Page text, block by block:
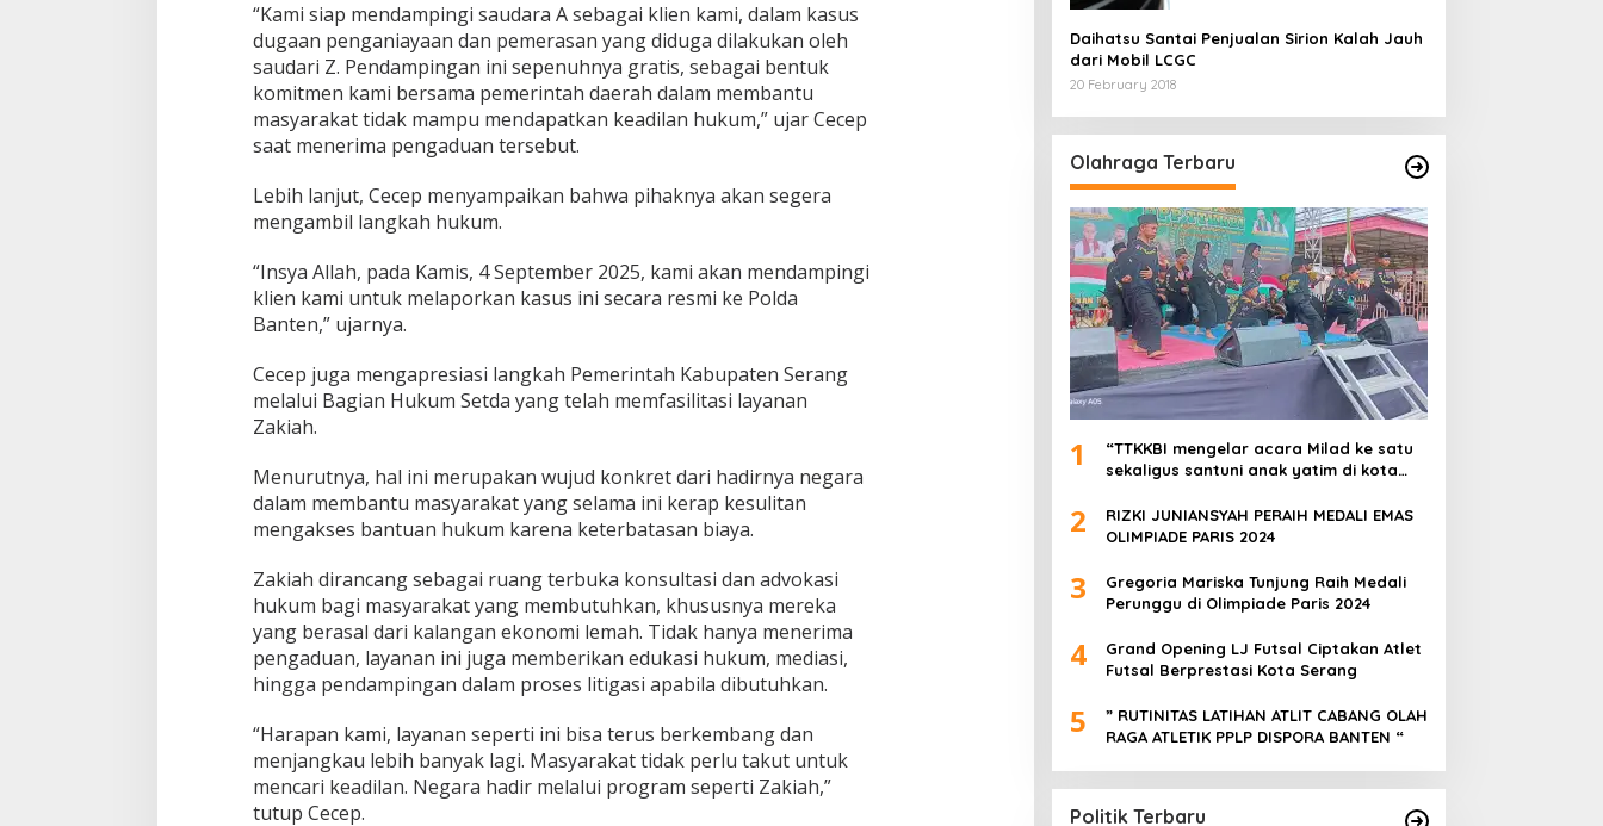
“Kami siap mendampingi saudara A sebagai klien kami, dalam kasus
dugaan penganiayaan dan pemerasan yang diduga dilakukan oleh
saudari Z. Pendampingan ini sepenuhnya gratis, sebagai bentuk
komitmen kami bersama pemerintah daerah dalam membantu
masyarakat tidak mampu mendapatkan keadilan hukum,” ujar Cecep
saat menerima pengaduan tersebut.
Lebih lanjut, Cecep menyampaikan bahwa pihaknya akan segera
mengambil langkah hukum.
“Insya Allah, pada Kamis, 4 September 2025, kami akan mendampingi
klien kami untuk melaporkan kasus ini secara resmi ke Polda
Banten,” ujarnya.
Cecep juga mengapresiasi langkah Pemerintah Kabupaten Serang
melalui Bagian Hukum Setda yang telah memfasilitasi layanan
Zakiah.
Menurutnya, hal ini merupakan wujud konkret dari hadirnya negara
dalam membantu masyarakat yang selama ini kerap kesulitan
mengakses bantuan hukum karena keterbatasan biaya.
Zakiah dirancang sebagai ruang terbuka konsultasi dan advokasi
hukum bagi masyarakat yang membutuhkan, khususnya mereka
yang berasal dari kalangan ekonomi lemah. Tidak hanya menerima
pengaduan, layanan ini juga memberikan edukasi hukum, mediasi,
hingga pendampingan dalam proses litigasi apabila dibutuhkan.
“Harapan kami, layanan seperti ini bisa terus berkembang dan
menjangkau lebih banyak lagi. Masyarakat tidak perlu takut untuk
mencari keadilan. Negara hadir melalui program seperti Zakiah,”
tutup Cecep.
Daihatsu Santai Penjualan Sirion Kalah Jauh
dari Mobil LCGC
20 February 2018
Olahraga Terbaru
1
“TTKKBI mengelar acara Milad ke satu
sekaligus santuni anak yatim di kota
2
RIZKI JUNIANSYAH PERAIH MEDALI EMAS
OLIMPIADE PARIS 2024
3
Gregoria Mariska Tunjung Raih Medali
Perunggu di Olimpiade Paris 2024
4
Grand Opening LJ Futsal Ciptakan Atlet
Futsal Berprestasi Kota Serang
5
” RUTINITAS LATIHAN ATLIT CABANG OLAH
RAGA ATLETIK PPLP DISPORA BANTEN “
Politik Terbaru